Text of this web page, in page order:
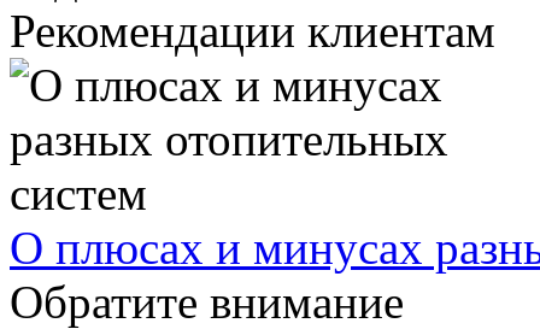
Рекомендации клиентам
О плюсах и минусах
Обратите внимание